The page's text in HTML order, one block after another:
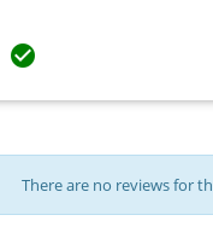

There are no reviews for